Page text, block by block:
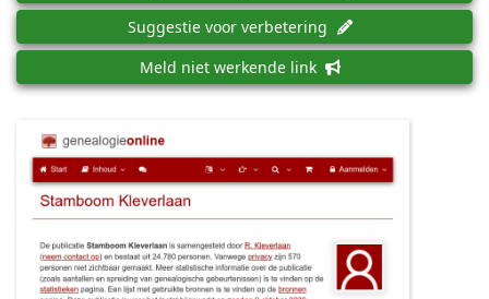
Suggestie voor verbetering
Meld niet werkende link